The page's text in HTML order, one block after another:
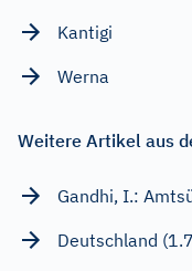
Kantigi
Werna
Weitere Artikel aus
Gandhi, I.:
Deutschland